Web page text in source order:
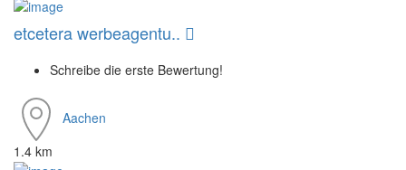
etcetera werbeagentu..
Schreibe die erste Bewertung!
Aachen
1.4 km